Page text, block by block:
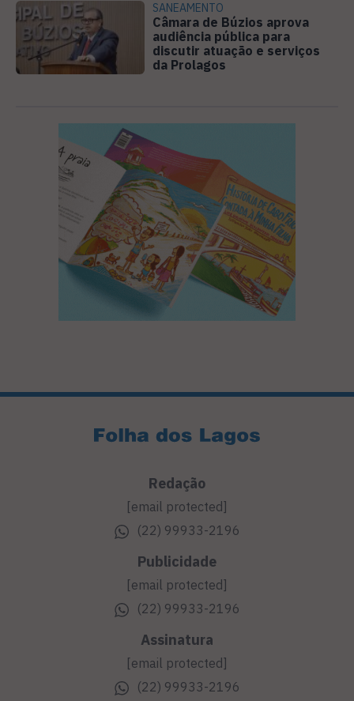
SANEAMENTO
Câmara de Búzios aprova
audiência pública para
discutir atuação e serviços
da Prolagos
Redação
[email protected]
(22) 99933-2196
Publicidade
[email protected]
(22) 99933-2196
Assinatura
[email protected]
(22) 99933-2196